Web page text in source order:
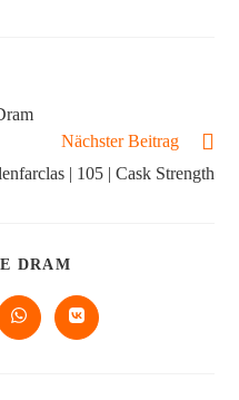
Nächster Beitrag
| 105 | Cask Strength
DRAM